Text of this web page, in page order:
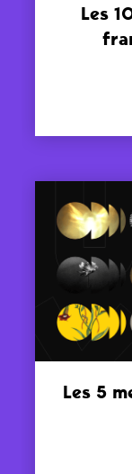
Les
Les 5